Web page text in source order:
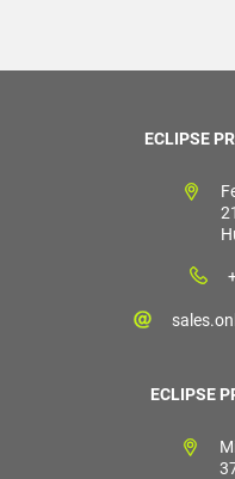
ECLIPSE
ECLIPSE